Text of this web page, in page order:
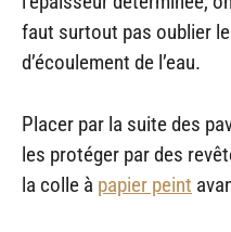
faut surtout pas oublier
d’écoulement de l’eau.
Placer par la suite des
les protéger par des
la colle à papier peint